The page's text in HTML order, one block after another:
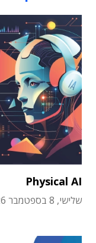
Physical AI
שלישי, 8 בספטמבר 2026